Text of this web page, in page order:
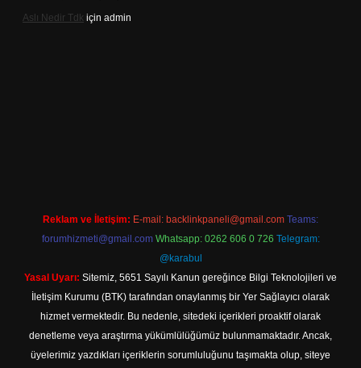
Aslı Nedir Tdk için admin
Reklam ve İletişim: E-mail: backlinkpaneli@gmail.com Teams:
forumhizmeti@gmail.com Whatsapp: 0262 606 0 726 Telegram:
@karabul
Yasal Uyarı: Sitemiz, 5651 Sayılı Kanun gereğince Bilgi Teknolojileri ve
İletişim Kurumu (BTK) tarafından onaylanmış bir Yer Sağlayıcı olarak
hizmet vermektedir. Bu nedenle, sitedeki içerikleri proaktif olarak
denetleme veya araştırma yükümlülüğümüz bulunmamaktadır. Ancak,
üyelerimiz yazdıkları içeriklerin sorumluluğunu taşımakta olup, siteye